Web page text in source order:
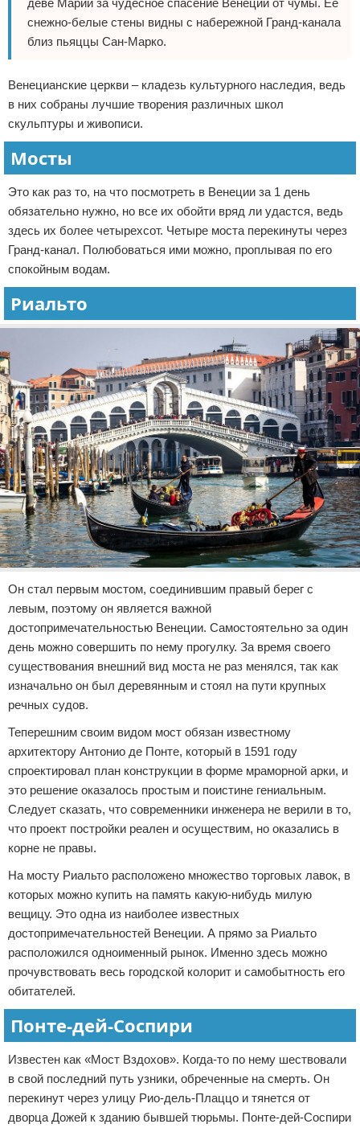
снежно-белые стены видны с набережной Гранд-канала
близ пьяццы Сан-Марко.
Венецианские церкви – кладезь культурного наследия, ведь
в них собраны лучшие творения различных школ
скульптуры и живописи.
Мосты
Это как раз то, на что посмотреть в Венеции за 1 день
обязательно нужно, но все их обойти вряд ли удастся, ведь
здесь их более четырехсот. Четыре моста перекинуты через
Гранд-канал. Полюбоваться ими можно, проплывая по его
спокойным водам.
Риальто
Он стал первым мостом, соединившим правый берег с
левым, поэтому он является важной
достопримечательностью Венеции. Самостоятельно за один
день можно совершить по нему прогулку. За время своего
существования внешний вид моста не раз менялся, так как
изначально он был деревянным и стоял на пути крупных
речных судов.
Теперешним своим видом мост обязан известному
архитектору Антонио де Понте, который в 1591 году
спроектировал план конструкции в форме мраморной арки, и
это решение оказалось простым и поистине гениальным.
Следует сказать, что современники инженера не верили в то,
что проект постройки реален и осуществим, но оказались в
корне не правы.
На мосту Риальто расположено множество торговых лавок, в
которых можно купить на память какую-нибудь милую
вещицу. Это одна из наиболее известных
достопримечательностей Венеции. А прямо за Риальто
расположился одноименный рынок. Именно здесь можно
прочувствовать весь городской колорит и самобытность его
обитателей.
Понте-дей-Соспири
Известен как «Мост Вздохов». Когда-то по нему шествовали
в свой последний путь узники, обреченные на смерть. Он
перекинут через улицу Рио-дель-Плаццо и тянется от
дворца Дожей к зданию бывшей тюрьмы. Понте-дей-Соспири